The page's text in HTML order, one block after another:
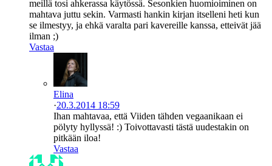
meillä tosi ahkerassa käytössä. Sesonkien huomioiminen on
mahtava juttu sekin. Varmasti hankin kirjan itselleni heti kun
se ilmestyy, ja ehkä varalta pari kavereille kanssa, etteivät jää
ilman ;)
Vastaa
Elina
·20.3.2014 18:59
Ihan mahtavaa, että Viiden tähden vegaanikaan ei
pölyty hyllyssä! :) Toivottavasti tästä uudestakin on
pitkään iloa!
Vastaa